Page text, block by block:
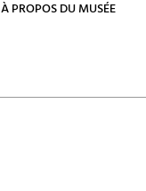
À PROPOS DU MUSÉE